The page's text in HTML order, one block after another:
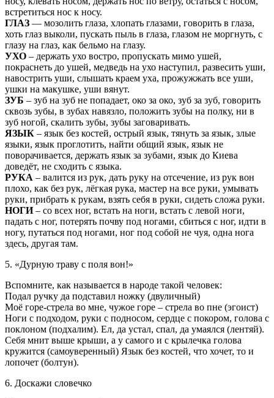
встретиться нос к носу.
ГЛАЗ — мозолить глаза, хлопать глазами, говорить в глаза,
хоть глаз выколи, пускать пыль в глаза, глазом не моргнуть, с
глазу на глаз, как бельмо на глазу.
УХО – держать ухо востро, пропускать мимо ушей,
покраснеть до ушей, медведь на ухо наступил, развесить уши,
навострить уши, слышать краем уха, прожужжать все уши,
ушки на макушке, уши вянут.
ЗУБ – зуб на зуб не попадает, око за око, зуб за зуб, говорить
сквозь зубы, в зубах навязло, положить зубы на полку, ни в
зуб ногой, скалить зубы, зубы заговаривать.
ЯЗЫК – язык без костей, острый язык, тянуть за язык, злые
языки, язык проглотить, найти общий язык, язык не
поворачивается, держать язык за зубами, язык до Киева
доведёт, не сходить с языка.
РУКА – валится из рук, дать руку на отсечение, из рук вон
плохо, как без рук, лёгкая рука, мастер на все руки, умывать
руки, прибрать к рукам, взять себя в руки, сидеть сложа руки.
НОГИ– со всех ног, встать на ноги, встать с левой ноги,
падать с ног, потерять почву под ногами, сбиться с ног, идти в
ногу, путаться под ногами, ног под собой не чуя, одна нога
здесь, другая там.
5. «Дурную траву с поля вон!»
Вспомните, как называется в народе такой человек:
Подал ручку да подставил ножку (двуличный)
Моё горе-стрела во мне, чужое горе – стрела во пне (эгоист)
Ноги с подходом, руки с подносом, сердце с покором, голова с
поклоном (подхалим). Ел, да устал, спал, да умаялся (лентяй).
Себя мнит выше крыши, а у самого и с крылечка голова
кружится (самоуверенный) Язык без костей, что хочет, то и
лопочет (болтун).
6. Доскажи словечко